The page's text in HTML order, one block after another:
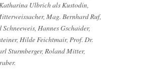
Ulbrich als Kustodin,
Mag. Bernhard Ruf,
Hannes Gschaider,
Hilde Feichtmair, Prof. Dr.
Sturmberger, Roland Mitter,